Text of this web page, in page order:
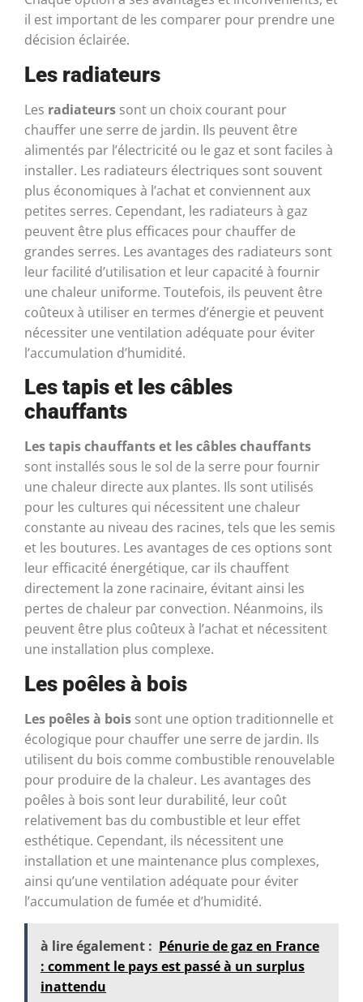
il est important de les comparer pour prendre une
décision éclairée.
Les radiateurs
Les radiateurs sont un choix courant pour
chauffer une serre de jardin. Ils peuvent être
alimentés par l’électricité ou le gaz et sont faciles à
installer. Les radiateurs électriques sont souvent
plus économiques à l’achat et conviennent aux
petites serres. Cependant, les radiateurs à gaz
peuvent être plus efficaces pour chauffer de
grandes serres. Les avantages des radiateurs sont
leur facilité d’utilisation et leur capacité à fournir
une chaleur uniforme. Toutefois, ils peuvent être
coûteux à utiliser en termes d’énergie et peuvent
nécessiter une ventilation adéquate pour éviter
l’accumulation d’humidité.
Les tapis et les câbles
chauffants
Les tapis chauffants et les câbles chauffants
sont installés sous le sol de la serre pour fournir
une chaleur directe aux plantes. Ils sont utilisés
pour les cultures qui nécessitent une chaleur
constante au niveau des racines, tels que les semis
et les boutures. Les avantages de ces options sont
leur efficacité énergétique, car ils chauffent
directement la zone racinaire, évitant ainsi les
pertes de chaleur par convection. Néanmoins, ils
peuvent être plus coûteux à l’achat et nécessitent
une installation plus complexe.
Les poêles à bois
Les poêles à bois sont une option traditionnelle et
écologique pour chauffer une serre de jardin. Ils
utilisent du bois comme combustible renouvelable
pour produire de la chaleur. Les avantages des
poêles à bois sont leur durabilité, leur coût
relativement bas du combustible et leur effet
esthétique. Cependant, ils nécessitent une
installation et une maintenance plus complexes,
ainsi qu’une ventilation adéquate pour éviter
l’accumulation de fumée et d’humidité.
à lire également : Pénurie de gaz en France
: comment le pays est passé à un surplus
inattendu